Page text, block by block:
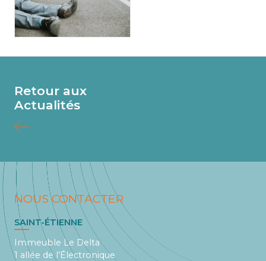
Retour aux
Actualités
NOUS CONTACTER
SAINT-ÉTIENNE
Immeuble Le Delta
1 allée de l’Électronique